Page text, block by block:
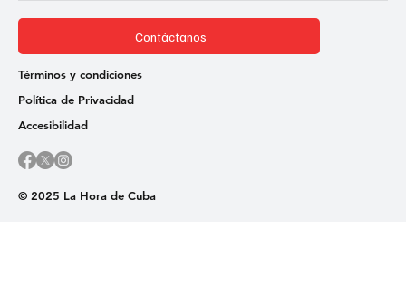
© 2025 La Hora de Cuba
Contáctanos
Términos y condiciones
Política de Privacidad
Accesibilidad